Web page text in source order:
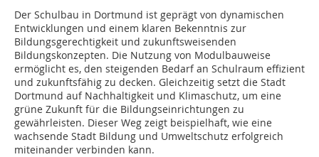
Der Schulbau in Dortmund ist geprägt von dynamischen
Entwicklungen und einem klaren Bekenntnis zur
Bildungsgerechtigkeit und zukunftsweisenden
Bildungskonzepten. Die Nutzung von Modulbauweise
ermöglicht es, den steigenden Bedarf an Schulraum effizient
und zukunftsfähig zu decken. Gleichzeitig setzt die Stadt
Dortmund auf Nachhaltigkeit und Klimaschutz, um eine
grüne Zukunft für die Bildungseinrichtungen zu
gewährleisten. Dieser Weg zeigt beispielhaft, wie eine
wachsende Stadt Bildung und Umweltschutz erfolgreich
miteinander verbinden kann.